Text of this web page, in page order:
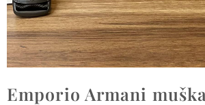
Emporio Armani